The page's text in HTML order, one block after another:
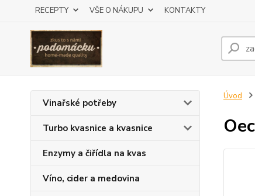
RECEPTY VŠE O NÁKUPU KONTAKTY
Vinařské potřeby
Turbo kvasnice a kvasnice
Enzymy a čiřídla na kvas
Víno, cider a medovina
Úvod